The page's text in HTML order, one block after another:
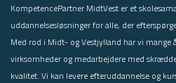
KompetencePartner MidtVest er et
uddannelsesløsninger for alle, der
Med rod i Midt- og Vestjylland har vi
virksomheder og medarbejdere med
kvalitet. Vi kan levere efteruddannelse og